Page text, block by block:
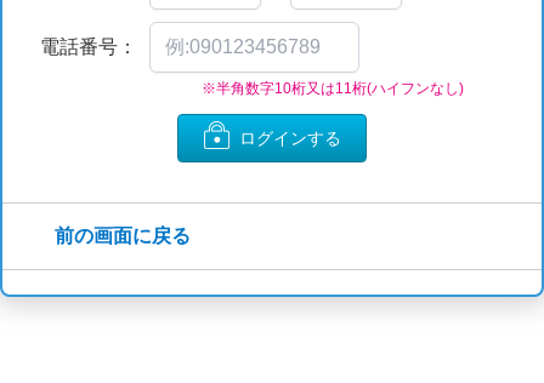
電話番号：
※半角数字10桁又は11桁(ハイフンなし)
ログインする
前の画面に戻る